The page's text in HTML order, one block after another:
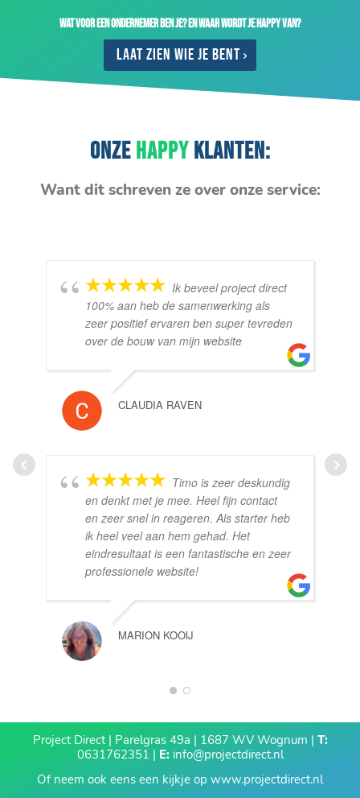
Wat voor een ondernemer ben je? En waar wordt je happy van?
Laat zien wie je bent
ONZEHAPPYKLANTEN:
Want dit schreven ze over onze service:
Ik beveel project direct
100% aan heb de samenwerking als
zeer positief ervaren ben super tevreden
over de bouw van mijn website
CLAUDIA RAVEN
Timo is zeer deskundig
en denkt met je mee. Heel fijn contact
en zeer snel in reageren. Als starter heb
ik heel veel aan hem gehad. Het
eindresultaat is een fantastische en zeer
professionele website!
MARION KOOIJ
1 2
Project Direct | Parelgras 49a | 1687 WV Wognum | T:
0631762351 | E:info@projectdirect.nl
Of neem ook eens een kijkje op www.projectdirect.nl